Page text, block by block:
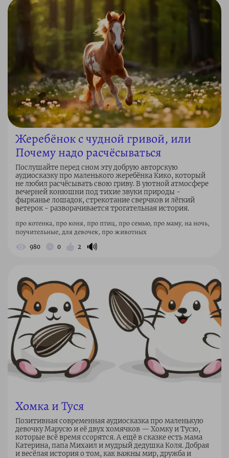
Жеребёнок с чудной гривой, или
Почему надо расчёсываться
Послушайте перед сном эту добрую авторскую
аудиосказку про маленького жеребёнка Кико, который
не любил расчёсывать свою гриву. В уютной атмосфере
вечерней конюшни под тихие звуки природы -
фырканье лошадок, стрекотание сверчков и лёгкий
ветерок - разворачивается трогательная история.
про котенка, про коня, про птиц, про семью, про маму, на ночь,
поучительные, для девочек, про животных
980 0 2 🔊
Хомка и Туся
Позитивная современная аудиосказка про маленькую
девочку Марусю и её двух хомячков — Хомку и Тусю,
которые всё время ссорятся. А ещё в сказке есть мама
Катерина, папа Михаил и мудрый дедушка Коля. Добрая
и весёлая история о том, как важны мир, дружба и